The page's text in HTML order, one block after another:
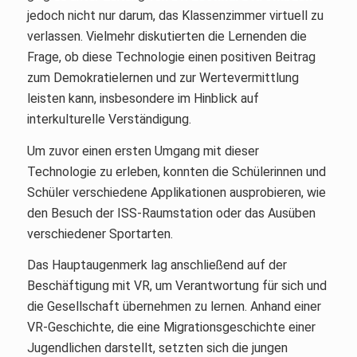
jedoch nicht nur darum, das Klassenzimmer virtuell zu
verlassen. Vielmehr diskutierten die Lernenden die
Frage, ob diese Technologie einen positiven Beitrag
zum Demokratielernen und zur Wertevermittlung
leisten kann, insbesondere im Hinblick auf
interkulturelle Verständigung.
Um zuvor einen ersten Umgang mit dieser
Technologie zu erleben, konnten die Schülerinnen und
Schüler verschiedene Applikationen ausprobieren, wie
den Besuch der ISS-Raumstation oder das Ausüben
verschiedener Sportarten.
Das Hauptaugenmerk lag anschließend auf der
Beschäftigung mit VR, um Verantwortung für sich und
die Gesellschaft übernehmen zu lernen. Anhand einer
VR-Geschichte, die eine Migrationsgeschichte einer
Jugendlichen darstellt, setzten sich die jungen